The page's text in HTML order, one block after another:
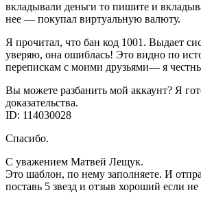
вкладывали деньги то пишите и
нее — покупал виртуальную валюту.
Я прочитал, что бан код 1001. Выдает
уверяю, она ошиблась! Это видно по
перепискам с моими друзьями— я
Вы можете разбанить мой аккаунт? Я
доказательства.
ID: 114030028
Спасибо.
С уважением Матвей Лещук.
Это шаблон, по нему заполняете. И
поставь 5 звезд и отзыв хороший если